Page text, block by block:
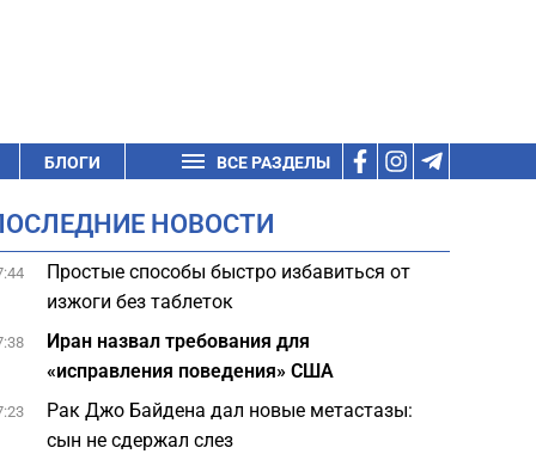
БЛОГИ ВСЕ РАЗДЕЛЫ
НОВОСТИ
Простые способы быстро избавиться от
изжоги без таблеток
Иран назвал требования для
«исправления поведения» США
Рак Джо Байдена дал новые метастазы:
сын не сдержал слез